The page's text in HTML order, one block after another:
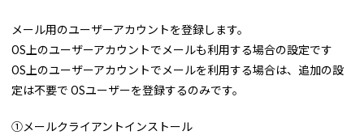
メール用のユーザーアカウントを登録します。
OS上のユーザーアカウントでメールも利用する場合の設定です
OS上のユーザーアカウントでメールを利用する場合は、追加の設
定は不要で OSユーザーを登録するのみです。
①メールクライアントインストール